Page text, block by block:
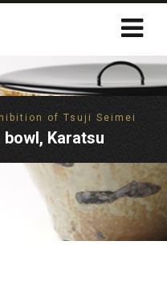
of Tsuji Seimei
bowl, Karatsu